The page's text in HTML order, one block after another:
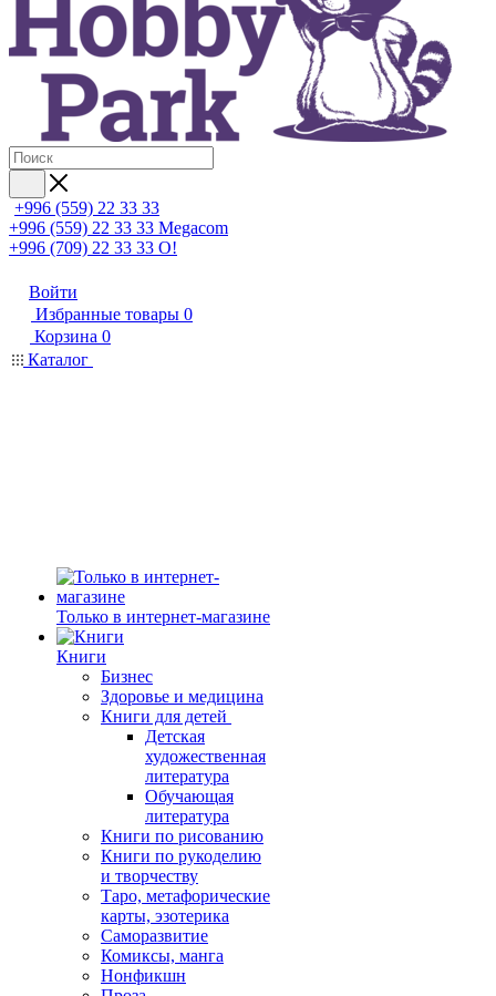
+996 (559) 22 33 33
+996 (559) 22 33 33 Megacom
+996 (709) 22 33 33 O!
Войти
Избранные товары 0
Корзина 0
Каталог
Только в интернет-магазине
Книги
Бизнес
Здоровье и медицина
Книги для детей
Детская
художественная
литература
Обучающая
литература
Книги по рисованию
Книги по рукоделию
и творчеству
Таро, метафорические
карты, эзотерика
Саморазвитие
Комиксы, манга
Нонфикшн